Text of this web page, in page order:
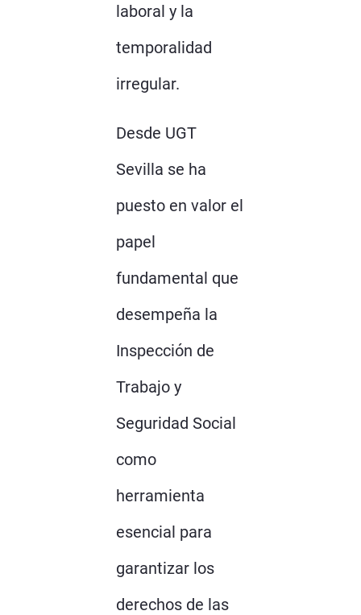
laboral y la
temporalidad
irregular.
Desde UGT
Sevilla se ha
puesto en valor el
papel
fundamental que
desempeña la
Inspección de
Trabajo y
Seguridad Social
como
herramienta
esencial para
garantizar los
derechos de las